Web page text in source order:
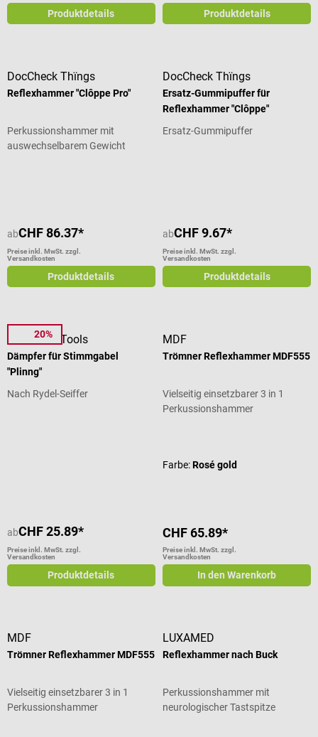
Produktdetails Produktdetails
DocCheck Thïngs
Reflexhammer "Clôppe Pro"
Perkussionshammer mit
auswechselbarem Gewicht
abCHF 86.37*
Preise inkl. MwSt. zzgl.
Versandkosten
Produktdetails
DocCheck Thïngs
Ersatz-Gummipuffer für
Reflexhammer "Clôppe"
Ersatz-Gummipuffer
abCHF 9.67*
Preise inkl. MwSt. zzgl.
Versandkosten
Produktdetails
20%
DocCheck Tools
Dämpfer für Stimmgabel
"Plinng"
Nach Rydel-Seiffer
abCHF 25.89*
Preise inkl. MwSt. zzgl.
Versandkosten
Produktdetails
MDF
Trömner Reflexhammer MDF555
Vielseitig einsetzbarer 3 in 1
Perkussionshammer
Farbe:Rosé gold
CHF 65.89*
Preise inkl. MwSt. zzgl.
Versandkosten
In den Warenkorb
MDF
Trömner Reflexhammer MDF555
Vielseitig einsetzbarer 3 in 1
Perkussionshammer
LUXAMED
Reflexhammer nach Buck
Perkussionshammer mit
neurologischer Tastspitze